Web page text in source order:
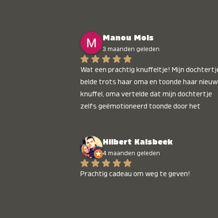
Manou Mols
3 maanden geleden
Wat een prachtig knuffeltje! Mijn
belde trots haar oma en toonde haar
knuffel, oma vertelde dat mijn dochtertje
zelfs geëmotioneerd toonde door het
Hilbert Kalsbeek
4 maanden geleden
Prachtig cadeau om weg te geven!